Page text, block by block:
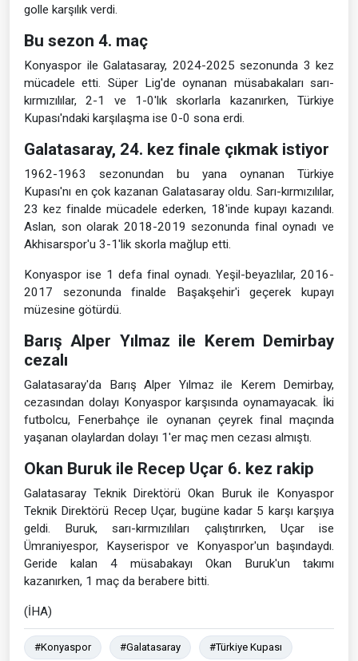
golle karşılık verdi.
Bu sezon 4. maç
Konyaspor ile Galatasaray, 2024-2025 sezonunda 3 kez
mücadele etti. Süper Lig'de oynanan müsabakaları sarı-
kırmızılılar, 2-1 ve 1-0'lık skorlarla kazanırken, Türkiye
Kupası'ndaki karşılaşma ise 0-0 sona erdi.
Galatasaray, 24. kez finale çıkmak istiyor
1962-1963 sezonundan bu yana oynanan Türkiye
Kupası'nı en çok kazanan Galatasaray oldu. Sarı-kırmızılılar,
23 kez finalde mücadele ederken, 18'inde kupayı kazandı.
Aslan, son olarak 2018-2019 sezonunda final oynadı ve
Akhisarspor'u 3-1'lik skorla mağlup etti.
Konyaspor ise 1 defa final oynadı. Yeşil-beyazlılar, 2016-
2017 sezonunda finalde Başakşehir'i geçerek kupayı
müzesine götürdü.
Barış Alper Yılmaz ile Kerem Demirbay
cezalı
Galatasaray'da Barış Alper Yılmaz ile Kerem Demirbay,
cezasından dolayı Konyaspor karşısında oynamayacak. İki
futbolcu, Fenerbahçe ile oynanan çeyrek final maçında
yaşanan olaylardan dolayı 1'er maç men cezası almıştı.
Okan Buruk ile Recep Uçar 6. kez rakip
Galatasaray Teknik Direktörü Okan Buruk ile Konyaspor
Teknik Direktörü Recep Uçar, bugüne kadar 5 karşı karşıya
geldi. Buruk, sarı-kırmızılıları çalıştırırken, Uçar ise
Ümraniyespor, Kayserispor ve Konyaspor'un başındaydı.
Geride kalan 4 müsabakayı Okan Buruk'un takımı
kazanırken, 1 maç da berabere bitti.
(İHA)
#Konyaspor #Galatasaray #Türkiye Kupası